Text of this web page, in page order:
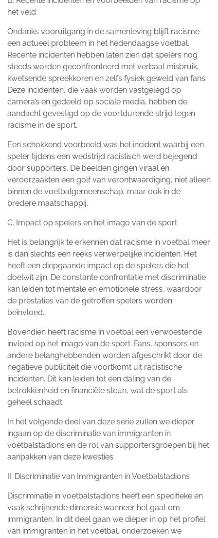
het veld
Ondanks vooruitgang in de samenleving blijft racisme
een actueel probleem in het hedendaagse voetbal.
Recente incidenten hebben laten zien dat spelers nog
steeds worden geconfronteerd met verbaal misbruik,
kwetsende spreekkoren en zelfs fysiek geweld van fans.
Deze incidenten, die vaak worden vastgelegd op
camera’s en gedeeld op sociale media, hebben de
aandacht gevestigd op de voortdurende strijd tegen
racisme in de sport.
Een schokkend voorbeeld was het incident waarbij een
speler tijdens een wedstrijd racistisch werd bejegend
door supporters. De beelden gingen viraal en
veroorzaakten een golf van verontwaardiging, niet alleen
binnen de voetbalgemeenschap, maar ook in de
bredere maatschappij.
C. Impact op spelers en het imago van de sport
Het is belangrijk te erkennen dat racisme in voetbal meer
is dan slechts een reeks verwerpelijke incidenten. Het
heeft een diepgaande impact op de spelers die het
doelwit zijn. De constante confrontatie met discriminatie
kan leiden tot mentale en emotionele stress, waardoor
de prestaties van de getroffen spelers worden
beïnvloed.
Bovendien heeft racisme in voetbal een verwoestende
invloed op het imago van de sport. Fans, sponsors en
andere belanghebbenden worden afgeschrikt door de
negatieve publiciteit die voortkomt uit racistische
incidenten. Dit kan leiden tot een daling van de
betrokkenheid en financiële steun, wat de sport als
geheel schaadt.
In het volgende deel van deze serie zullen we dieper
ingaan op de discriminatie van immigranten in
voetbalstadions en de rol van supportersgroepen bij het
aanpakken van deze kwesties.
II. Discriminatie van Immigranten in Voetbalstadions
Discriminatie in voetbalstadions heeft een specifieke en
vaak schrijnende dimensie wanneer het gaat om
immigranten. In dit deel gaan we dieper in op het profiel
van immigranten in het voetbal, onderzoeken we